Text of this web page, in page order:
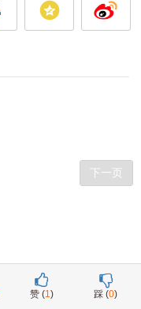
下一页
踩 (0)
赞 (1)